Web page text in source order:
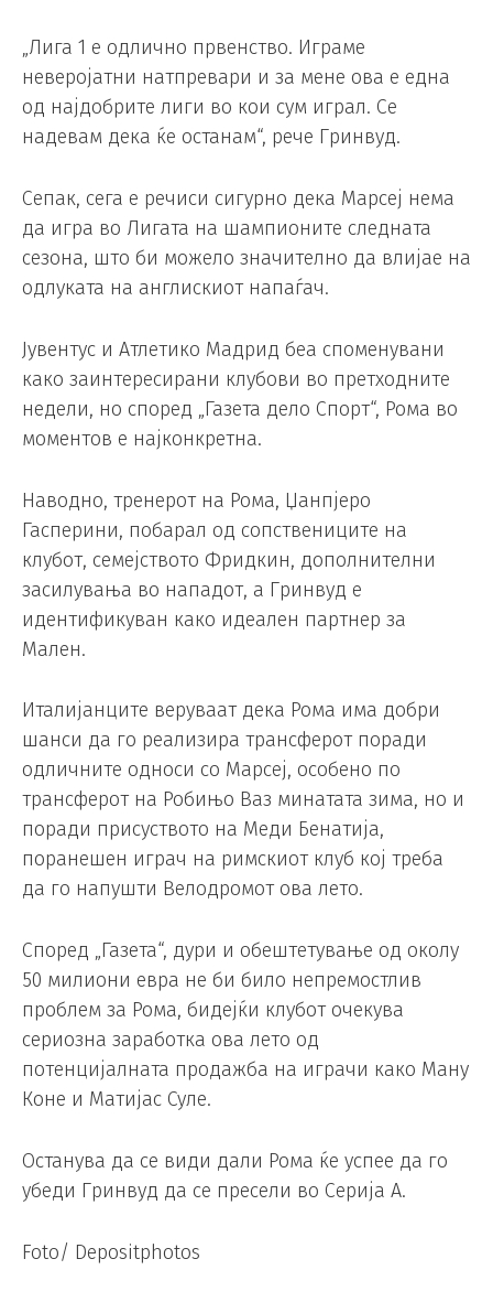
„Лига 1 е одлично првенство. Играме
неверојатни натпревари и за мене ова е една
од најдобрите лиги во кои сум играл. Се
надевам дека ќе останам“, рече Гринвуд.
Сепак, сега е речиси сигурно дека Марсеј нема
да игра во Лигата на шампионите следната
сезона, што би можело значително да влијае на
одлуката на англискиот напаѓач.
Јувентус и Атлетико Мадрид беа споменувани
како заинтересирани клубови во претходните
недели, но според „Газета дело Спорт“, Рома во
моментов е најконкретна.
Наводно, тренерот на Рома, Џанпјеро
Гасперини, побарал од сопствениците на
клубот, семејството Фридкин, дополнителни
засилувања во нападот, а Гринвуд е
идентификуван како идеален партнер за
Мален.
Италијанците веруваат дека Рома има добри
шанси да го реализира трансферот поради
одличните односи со Марсеј, особено по
трансферот на Робињо Ваз минатата зима, но и
поради присуството на Меди Бенатија,
поранешен играч на римскиот клуб кој треба
да го напушти Велодромот ова лето.
Според „Газета“, дури и обештетување од околу
50 милиони евра не би било непремостлив
проблем за Рома, бидејќи клубот очекува
сериозна заработка ова лето од
потенцијалната продажба на играчи како Ману
Коне и Матијас Суле.
Останува да се види дали Рома ќе успее да го
убеди Гринвуд да се пресели во Серија А.
Foto/ Depositphotos